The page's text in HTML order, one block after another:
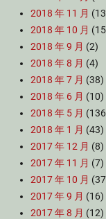
2018 年 11 月
2018 年 10 月
2018 年 9 月 (2)
2018 年 8 月 (4)
2018 年 7 月 (38)
2018 年 6 月 (10)
2018 年 5 月
2018 年 1 月 (43)
2017 年 12 月 (8)
2017 年 11 月 (7)
2017 年 10 月
2017 年 9 月 (16)
2017 年 8 月 (12)